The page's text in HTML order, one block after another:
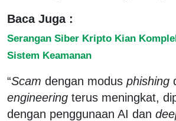
Baca Juga :
Serangan Siber Kripto Kian
Sistem Keamanan
“Scam dengan modus phishing
engineering terus meningkat,
dengan penggunaan AI dan